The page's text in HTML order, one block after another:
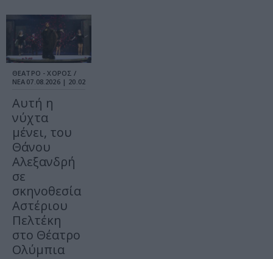
ΘΕΑΤΡΟ - ΧΟΡΟΣ /
ΝΕΑ 07.08.2026 | 20.02
Αυτή η
νύχτα
μένει, του
Θάνου
Αλεξανδρή
σε
σκηνοθεσία
Αστέριου
Πελτέκη
στο Θέατρο
Ολύμπια